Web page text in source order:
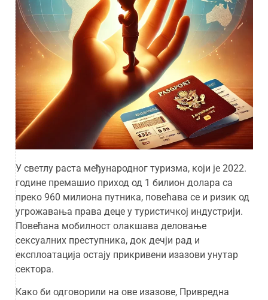
У светлу раста међународног туризма, који је 2022.
године премашио приход од 1 билион долара са
преко 960 милиона путника, повећава се и ризик од
угрожавања права деце у туристичкој индустрији.
Повећана мобилност олакшава деловање
сексуалних преступника, док дечји рад и
експлоатација остају прикривени изазови унутар
сектора.
Како би одговорили на ове изазове, Привредна